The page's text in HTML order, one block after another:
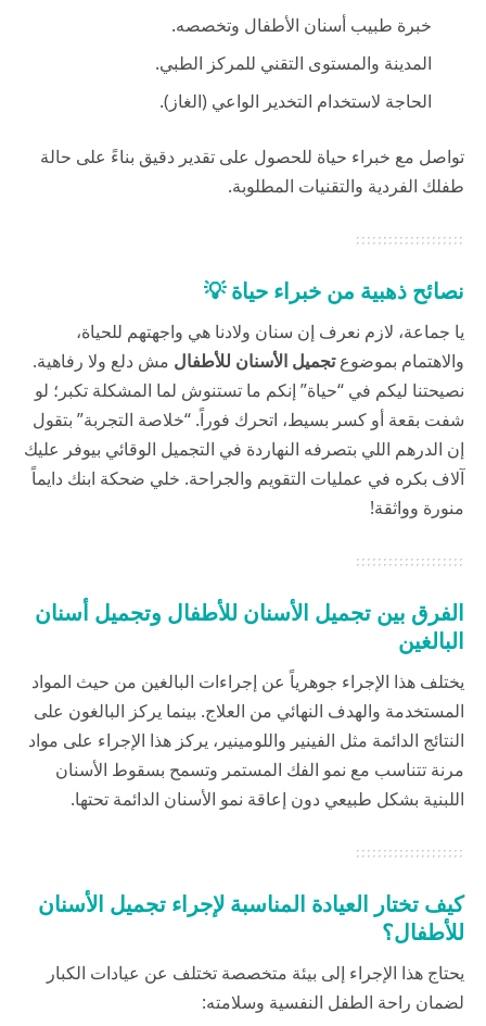
خبرة طبيب أسنان الأطفال وتخصصه.
المدينة والمستوى التقني للمركز الطبي.
الحاجة لاستخدام التخدير الواعي (الغاز).
تواصل مع خبراء حياة للحصول على تقدير دقيق بناءً على حالة
طفلك الفردية والتقنيات المطلوبة.
نصائح ذهبية من خبراء حياة 💡
يا جماعة، لازم نعرف إن سنان ولادنا هي واجهتهم للحياة،
والاهتمام بموضوعتجميل الأسنان للأطفال مش دلع ولا رفاهية.
نصيحتنا ليكم في “حياة” إنكم ما تستنوش لما المشكلة تكبر؛ لو
شفت بقعة أو كسر بسيط، اتحرك فوراً. “خلاصة التجربة” بتقول
إن الدرهم اللي بتصرفه النهاردة في التجميل الوقائي بيوفر عليك
آلاف بكره في عمليات التقويم والجراحة. خلي ضحكة ابنك دايماً
منورة وواثقة!
الفرق بين تجميل الأسنان للأطفال وتجميل أسنان
البالغين
يختلف هذا الإجراء جوهرياً عن إجراءات البالغين من حيث المواد
المستخدمة والهدف النهائي من العلاج. بينما يركز البالغون على
النتائج الدائمة مثل الفينير واللومينير، يركز هذا الإجراء على مواد
مرنة تتناسب مع نمو الفك المستمر وتسمح بسقوط الأسنان
اللبنية بشكل طبيعي دون إعاقة نمو الأسنان الدائمة تحتها.
كيف تختار العيادة المناسبة لإجراء تجميل الأسنان
للأطفال؟
يحتاج هذا الإجراء إلى بيئة متخصصة تختلف عن عيادات الكبار
لضمان راحة الطفل النفسية وسلامته: